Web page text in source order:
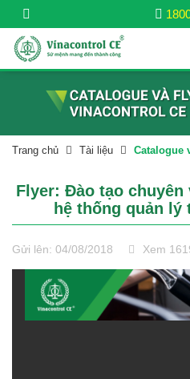
Trang chủ Tài liệu Catalogue
Flyer: Đào tạo
hệ thống quản lý
Gửi lên: 04/08/2018 Xem